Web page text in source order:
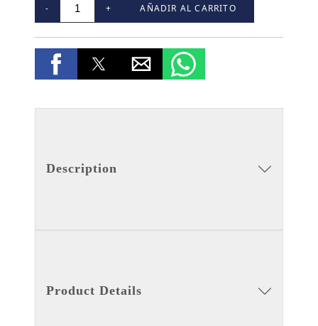
- + AÑADIR AL CARRITO
Description
Product Details